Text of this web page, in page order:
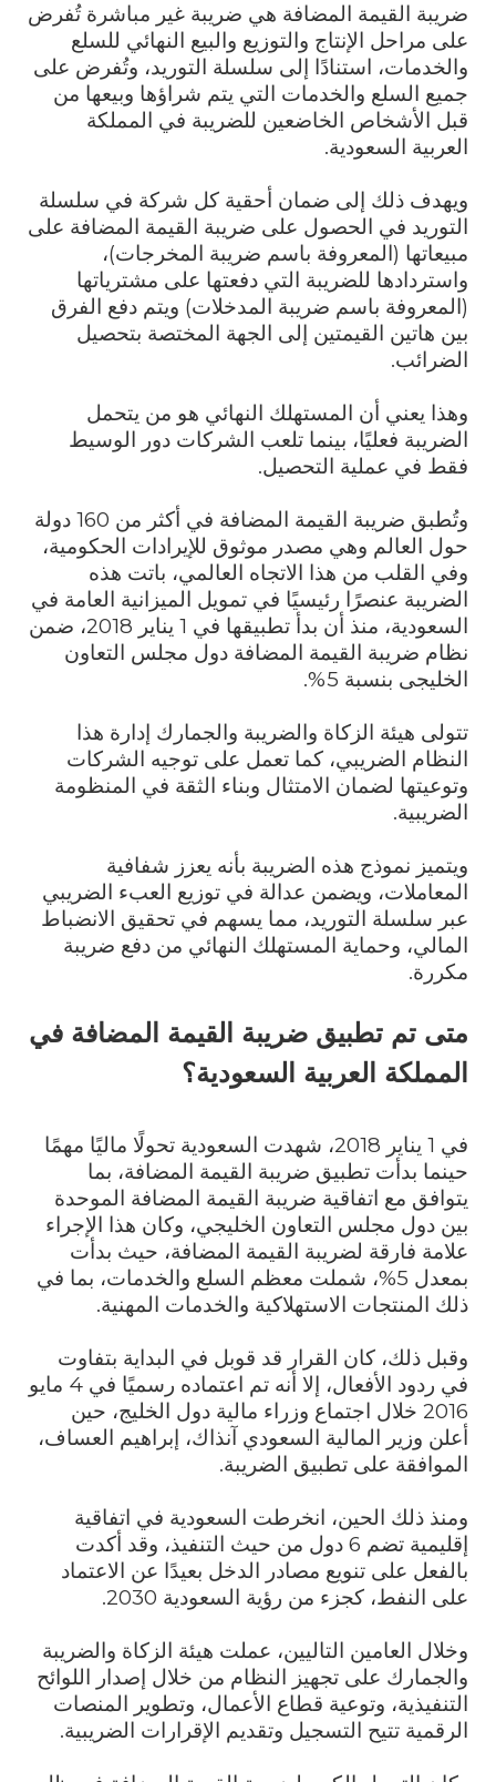
ضريبة القيمة المضافة هي ضريبة غير مباشرة تُفرض
على مراحل الإنتاج والتوزيع والبيع النهائي للسلع
والخدمات، استنادًا إلى سلسلة التوريد، وتُفرض على
جميع السلع والخدمات التي يتم شراؤها وبيعها من
قبل الأشخاص الخاضعين للضريبة في المملكة
العربية السعودية.
ويهدف ذلك إلى ضمان أحقية كل شركة في سلسلة
التوريد في الحصول على ضريبة القيمة المضافة على
مبيعاتها (المعروفة باسم ضريبة المخرجات)،
واستردادها للضريبة التي دفعتها على مشترياتها
(المعروفة باسم ضريبة المدخلات) ويتم دفع الفرق
بين هاتين القيمتين إلى الجهة المختصة بتحصيل
الضرائب.
وهذا يعني أن المستهلك النهائي هو من يتحمل
الضريبة فعليًا، بينما تلعب الشركات دور الوسيط
فقط في عملية التحصيل.
وتُطبق ضريبة القيمة المضافة في أكثر من 160 دولة
حول العالم وهي مصدر موثوق للإيرادات الحكومية،
وفي القلب من هذا الاتجاه العالمي، باتت هذه
الضريبة عنصرًا رئيسيًا في تمويل الميزانية العامة في
السعودية، منذ أن بدأ تطبيقها في 1 يناير 2018، ضمن
نظام ضريبة القيمة المضافة دول مجلس التعاون
الخليجى بنسبة 5%.
تتولى هيئة الزكاة والضريبة والجمارك إدارة هذا
النظام الضريبي، كما تعمل على توجيه الشركات
وتوعيتها لضمان الامتثال وبناء الثقة في المنظومة
الضريبية.
ويتميز نموذج هذه الضريبة بأنه يعزز شفافية
المعاملات، ويضمن عدالة في توزيع العبء الضريبي
عبر سلسلة التوريد، مما يسهم في تحقيق الانضباط
المالي، وحماية المستهلك النهائي من دفع ضريبة
مكررة.
متى تم تطبيق ضريبة القيمة المضافة في
المملكة العربية السعودية؟
في 1 يناير 2018، شهدت السعودية تحولًا ماليًا مهمًا
حينما بدأت تطبيق ضريبة القيمة المضافة، بما
يتوافق مع اتفاقية ضريبة القيمة المضافة الموحدة
بين دول مجلس التعاون الخليجي، وكان هذا الإجراء
علامة فارقة لضريبة القيمة المضافة، حيث بدأت
بمعدل 5%، شملت معظم السلع والخدمات، بما في
ذلك المنتجات الاستهلاكية والخدمات المهنية.
وقبل ذلك، كان القرار قد قوبل في البداية بتفاوت
في ردود الأفعال، إلا أنه تم اعتماده رسميًا في 4 مايو
2016 خلال اجتماع وزراء مالية دول الخليج، حين
أعلن وزير المالية السعودي آنذاك، إبراهيم العساف،
الموافقة على تطبيق الضريبة.
ومنذ ذلك الحين، انخرطت السعودية في اتفاقية
إقليمية تضم 6 دول من حيث التنفيذ، وقد أكدت
بالفعل على تنويع مصادر الدخل بعيدًا عن الاعتماد
على النفط، كجزء من رؤية السعودية 2030.
وخلال العامين التاليين، عملت هيئة الزكاة والضريبة
والجمارك على تجهيز النظام من خلال إصدار اللوائح
التنفيذية، وتوعية قطاع الأعمال، وتطوير المنصات
الرقمية تتيح التسجيل وتقديم الإقرارات الضريبية.